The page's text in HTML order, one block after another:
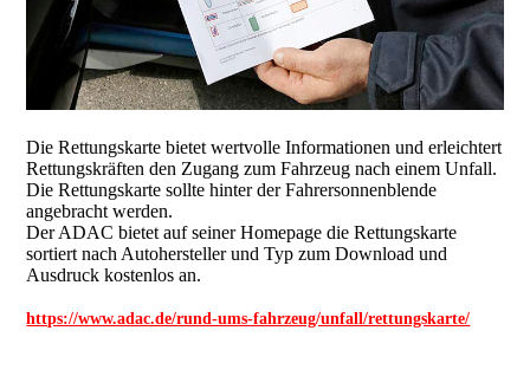
Die Rettungskarte bietet wertvolle Informationen und erleichtert
Rettungskräften den Zugang zum Fahrzeug nach einem Unfall.
Die Rettungskarte sollte hinter der Fahrersonnenblende
angebracht werden.
Der ADAC bietet auf seiner Homepage die Rettungskarte
sortiert nach Autohersteller und Typ zum Download und
Ausdruck kostenlos an.
https://www.adac.de/rund-ums-fahrzeug/unfall/rettungskarte/